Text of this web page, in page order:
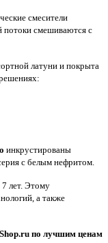
смесители
потоки смешиваются с
латуни и покрыта
инкрустированы
с белым нефритом.
7 лет. Этому
а также
по лучшим ценам